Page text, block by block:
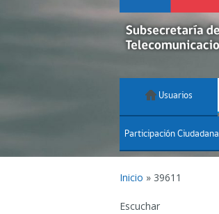
Usuarios
Participación Ciudadana
Inicio » 39611
Escuchar